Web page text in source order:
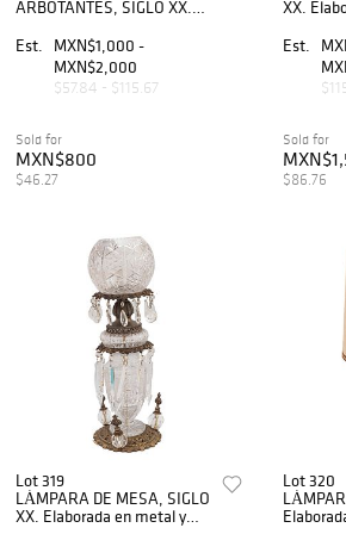
ARBOTANTES, SIGLO XX.
con pantallas de vidrio
esmerilado. Brazos
ondulados. 4 pz.
Est.
MXN$1,000 -
MXN$2,000
$57.84 - $115.67
Sold for
MXN$800
$46.27
XX.
detalles
Fuste
Est.
Sold for
$86.76
Lot 319
LÁMPARA DE MESA, SIGLO
XX. Elaborada en metal y
Lot 320